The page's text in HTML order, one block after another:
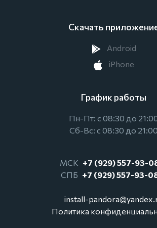
Скачать
Android
iPhone
График работы
Пн-Пт: с 08:30 до
Сб-Вс: с 08:30 до 21:00
МСК +7 (929) 557-93-
СПБ +7 (929) 557-93-
install-
Политика